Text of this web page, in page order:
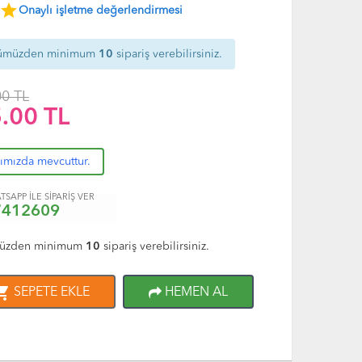
starOnaylı işletme değerlendirmesi
minimum 10 sipariş verebilirsiniz.
TL
TL
mevcuttur.
İLE SİPARİŞ VER
minimum 10 sipariş verebilirsiniz.
SEPETE EKLE HEMEN AL